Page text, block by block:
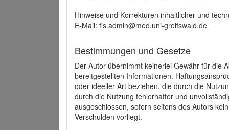
Hinweise und Korrekturen inhaltlicher und
E-Mail: fis.admin@med.uni-greifswald.de
Bestimmungen und Gesetze
Der Autor übernimmt keinerlei Gewähr für die
bereitgestellten Informationen.
oder ideeller Art beziehen, die durch die
durch die Nutzung fehlerhafter und
ausgeschlossen, sofern seitens des Autors
Verschulden vorliegt.